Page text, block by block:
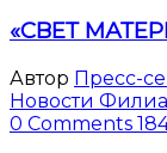
«СВЕТ
Автор Пресс-
Новости
0 Comments